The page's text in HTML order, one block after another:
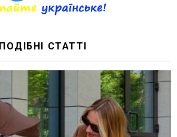
ПОДІБНІ СТАТТІ